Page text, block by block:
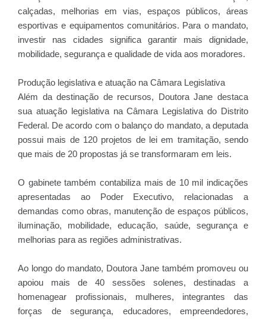
calçadas, melhorias em vias, espaços públicos, áreas
esportivas e equipamentos comunitários. Para o mandato,
investir nas cidades significa garantir mais dignidade,
mobilidade, segurança e qualidade de vida aos moradores.
Produção legislativa e atuação na Câmara Legislativa
Além da destinação de recursos, Doutora Jane destaca
sua atuação legislativa na Câmara Legislativa do Distrito
Federal. De acordo com o balanço do mandato, a deputada
possui mais de 120 projetos de lei em tramitação, sendo
que mais de 20 propostas já se transformaram em leis.
O gabinete também contabiliza mais de 10 mil indicações
apresentadas ao Poder Executivo, relacionadas a
demandas como obras, manutenção de espaços públicos,
iluminação, mobilidade, educação, saúde, segurança e
melhorias para as regiões administrativas.
Ao longo do mandato, Doutora Jane também promoveu ou
apoiou mais de 40 sessões solenes, destinadas a
homenagear profissionais, mulheres, integrantes das
forças de segurança, educadores, empreendedores,